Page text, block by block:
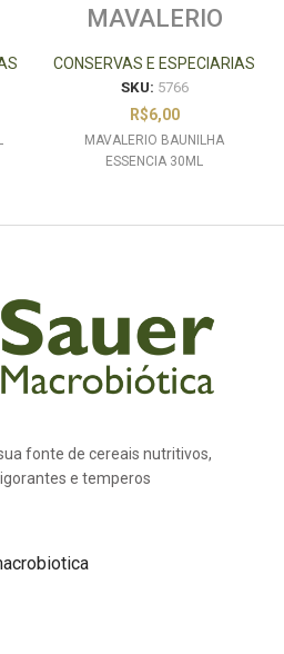
MAVALERIO
ESSENCIA 30ML
CONSERVAS E ESPECIARIAS
SKU: 5766
R$6,00
MAVALERIO BAUNILHA
ESSENCIA 30ML
fonte de cereais nutritivos,
e temperos